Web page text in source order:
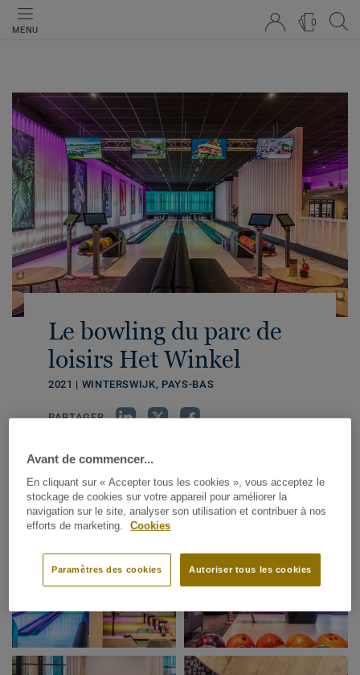
MENU
0
Le bowling du parc de
loisirs Het Winkel
2021 | WINTERSWIJK, PAYS-BAS
PARTAGER
Galerie photos
Avant de commencer...
En cliquant sur « Accepter tous les cookies », vous acceptez le
stockage de cookies sur votre appareil pour améliorer la
navigation sur le site, analyser son utilisation et contribuer à nos
efforts de marketing.
Cookies
Autoriser tous les cookies
Paramètres des cookies